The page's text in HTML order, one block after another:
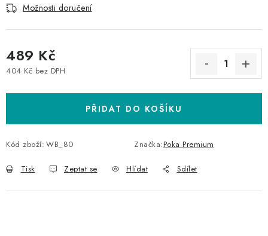
Možnosti doručení
489 Kč
404 Kč bez DPH
PŘIDAT DO KOŠÍKU
Kód zboží: WB_80 Značka:Poka Premium
Tisk Zeptat se Hlídat Sdílet